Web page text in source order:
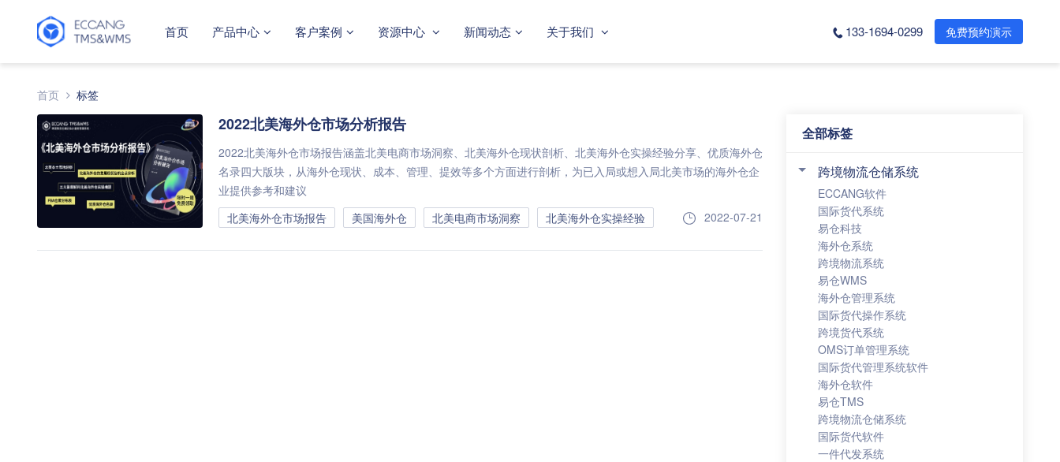
首页 产品中心 客户案例 资源中心 新闻动态 关于我们 133-1694-0299 免费预约演示
首页 标签
2022北美海外仓市场分析报告
2022北美海外仓市场报告涵盖北美电商市场洞察、北美海外仓现状剖析、北美海外仓实操经验分享、优质海外仓
名录四大版块，从海外仓现状、成本、管理、提效等多个方面进行剖析，为已入局或想入局北美市场的海外仓企
业提供参考和建议
北美海外仓市场报告
美国海外仓 北美电商市场洞察 北美海外仓实操经验 2022-07-21
全部标签
跨境物流仓储系统
ECCANG软件
国际货代系统
易仓科技
海外仓系统
跨境物流系统
易仓WMS
海外仓管理系统
国际货代操作系统
跨境货代系统
OMS订单管理系统
国际货代管理系统软件
海外仓软件
易仓TMS
跨境物流仓储系统
国际货代软件
一件代发系统